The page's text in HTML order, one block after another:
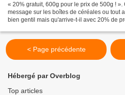
« 20% gratuit, 600g pour le prix de 500g ! ».
message sur les boîtes de céréales ou tout
bien gentil mais qu'arrive-t-il avec 20% de
< Page précédente
Hébergé par Overblog
Top articles